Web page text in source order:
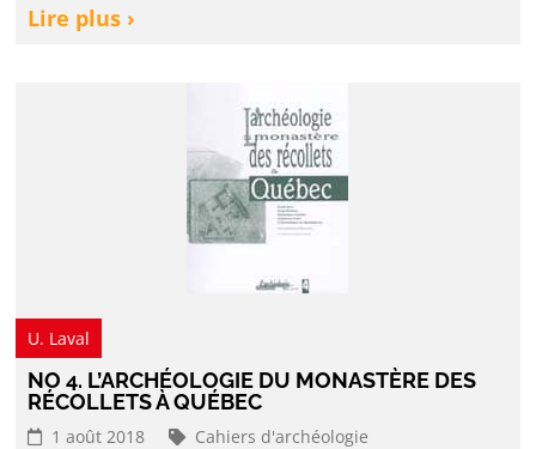
Lire plus ›
U. Laval
NO 4. L’ARCHÉOLOGIE DU MONASTÈRE DES
RÉCOLLETS À QUÉBEC
1 août 2018
Cahiers d'archéologie